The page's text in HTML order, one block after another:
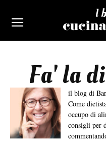
I
Fa' la
il blog di
Come
occupo di
consigli per